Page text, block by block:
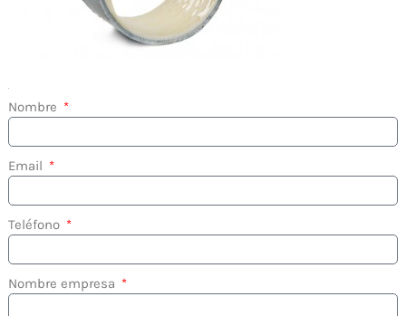
Nombre
Email
Teléfono
Nombre empresa